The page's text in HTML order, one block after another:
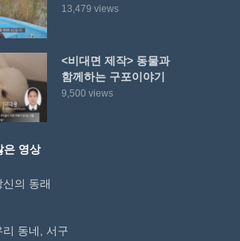
13,479 views
<비대면 제작> 동물과
함께하는 구포이야기
9,500 views
은 영상
신의 동래
리 동네, 서구